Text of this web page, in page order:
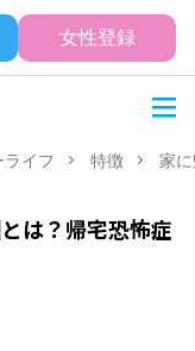
女性登録
イフ 特徴 家
は？帰宅恐怖症